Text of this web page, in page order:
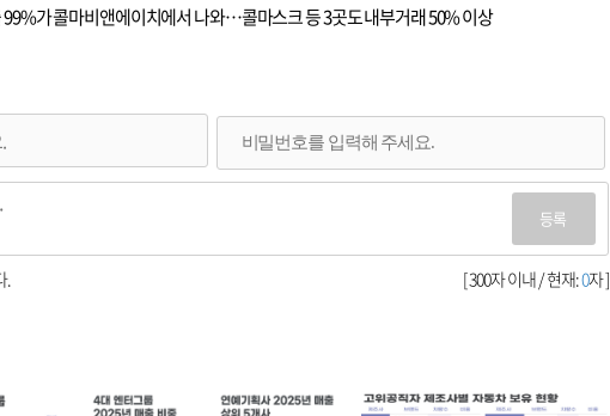
99%가 콜마비앤에이치에서 나와…콜마스크 등 3곳도 내부거래 50% 이상
등록
[ 300자 이내 / 현재:0자 ]
.